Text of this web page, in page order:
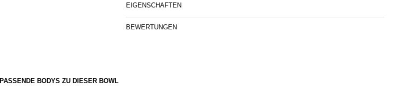
EIGENSCHAFTEN
BEWERTUNGEN
PASSENDE BODYS ZU DIESER BOWL